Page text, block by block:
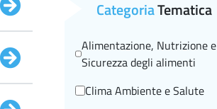
CategoriaTematica
Alimentazione, Nutrizione e
Sicurezza degli alimenti
Clima Ambiente e Salute